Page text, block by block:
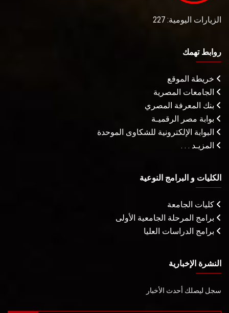
الزيارات اليومية: 227
روابط تهمك
خريطة الموقع
الجامعات المصرية
بنك المعرفة المصري
بوابة مصر الرقميـة
البوابة الإلكترونية للشكاوى الموحدة
المزيـد . . .
الكليات و البرامج النوعية
كليات الجامعة
برامج المرحلة الجامعية الأولى
برامج الدراسات العليا
النشرة الإخبارية
سجل ليصلك أحدث الأخبار